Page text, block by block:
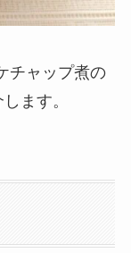
チャップ煮の
ます。